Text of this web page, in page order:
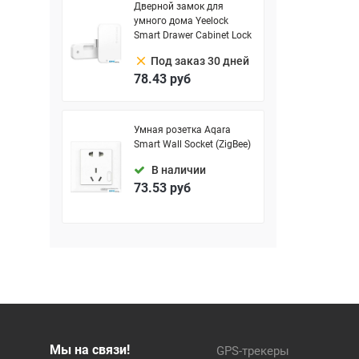
Дверной замок для
умного дома Yeelock
Smart Drawer Cabinet Lock
clear Под заказ 30 дней
78.43 руб
Умная розетка Aqara
Smart Wall Socket (ZigBee)
В наличии
73.53 руб
Мы на связи!
GPS-трекеры